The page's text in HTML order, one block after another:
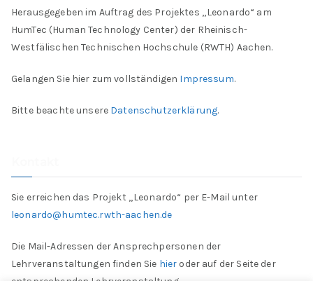
Herausgegeben im Auftrag des Projektes „Leonardo“ am
HumTec (Human Technology Center) der Rheinisch-
Westfälischen Technischen Hochschule (RWTH) Aachen.
Gelangen Sie hier zum vollständigen Impressum.
Bitte beachte unsere Datenschutzerklärung.
Sie erreichen das Projekt „Leonardo“ per E-Mail unter
leonardo@humtec.rwth-aachen.de
Die Mail-Adressen der Ansprechpersonen der
Lehrveranstaltungen finden Sie hier oder auf der Seite der